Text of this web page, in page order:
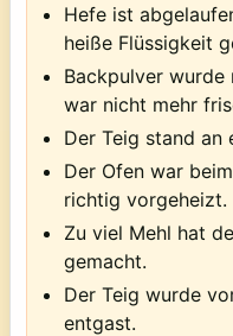
Hefe ist
heiße Flüssigkeit
Backpulver
war nicht mehr
Der Teig stand an
Der Ofen war
richtig vorgeheizt.
Zu viel Mehl hat
gemacht.
Der Teig wurde
entgast.